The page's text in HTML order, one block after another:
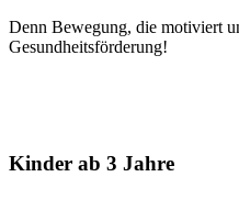
Denn Bewegung, die motiviert
Gesundheitsförderung!
Kinder ab 3 Jahre